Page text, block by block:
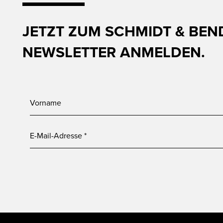
JETZT ZUM SCHMIDT &
NEWSLETTER ANMELDEN.